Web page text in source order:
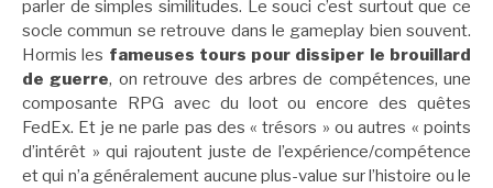
parler de simples similitudes. Le souci c’est surtout que ce
socle commun se retrouve dans le gameplay bien souvent.
Hormis les fameuses tours pour dissiper le brouillard
de guerre, on retrouve des arbres de compétences, une
composante RPG avec du loot ou encore des quêtes
FedEx. Et je ne parle pas des « trésors » ou autres « points
d’intérêt » qui rajoutent juste de l’expérience/compétence
et qui n’a généralement aucune plus-value sur l’histoire ou le